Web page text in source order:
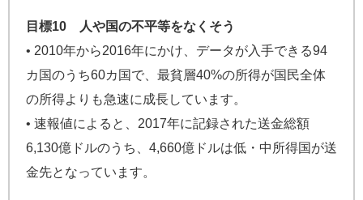
目標10 人や国の不平等をなくそう
• 2010年から2016年にかけ、データが入手できる94
カ国のうち60カ国で、最貧層40%の所得が国民全体
の所得よりも急速に成長しています。
• 速報値によると、2017年に記録された送金総額
6,130億ドルのうち、4,660億ドルは低・中所得国が送
金先となっています。